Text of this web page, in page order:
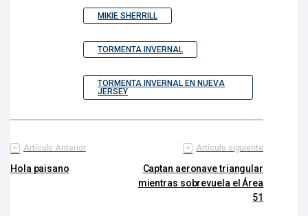
MIKIE SHERRILL
TORMENTA INVERNAL
TORMENTA INVERNAL EN NUEVA
JERSEY
Artículo Anterior
Hola paisano
Artículo siguiente
Captan aeronave triangular
mientras sobrevuela el Área
51